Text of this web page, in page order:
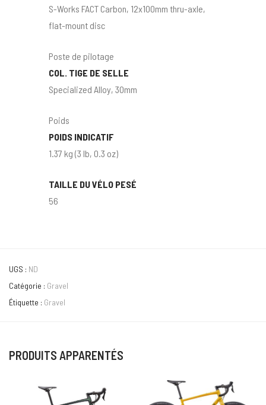
S-Works FACT Carbon, 12x100mm thru-axle,
flat-mount disc
Poste de pilotage
COL. TIGE DE SELLE
Specialized Alloy, 30mm
Poids
POIDS INDICATIF
1.37 kg (3 lb, 0.3 oz)
TAILLE DU VÉLO PESÉ
56
UGS : ND
Catégorie : Gravel
Étiquette : Gravel
PRODUITS APPARENTÉS